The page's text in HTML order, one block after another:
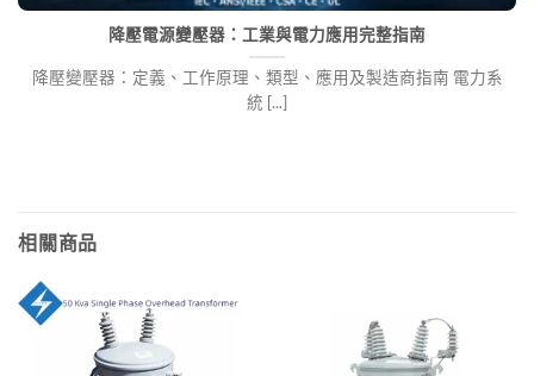
降壓電源變壓器：工業與電力應用完整指南
降壓變壓器：定義、工作原理、類型、應用及製造商指南 電力系
統 [...]
相關商品